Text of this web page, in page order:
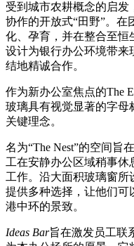
受到城市农耕概念的启
协作的开放式“田野”。
化、孕育，并在整合至恒
设计为银行办公环境带来
结地精诚合作。
作为新办公室焦点的The
玻璃具有视觉显著的字母
关键理念。
名为“The Nest”的空间旨
工在安静办公区域稍事
工作。沿大面积玻璃窗所
提供多种选择，让他们可
港中环的景致。
Ideas Bar旨在激发员工联